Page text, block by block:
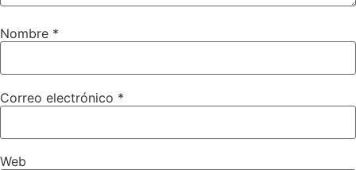
Nombre *
Correo electrónico *
Web